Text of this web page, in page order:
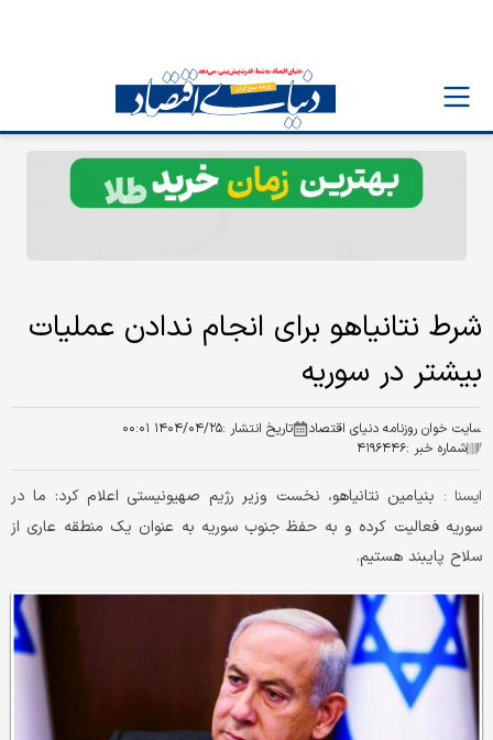
شرط نتانیاهو برای انجام ندادن عملیات
بیشتر در سوریه
سایت خوان روزنامه دنیای اقتصاد تاریخ انتشار :۱۴۰۴/۰۴/۲۵ ۰۰:۰۱
شماره خبر :۴۱۹۶۴۴۶
ایسنا : بنیامین نتانیاهو، نخست وزیر رژیم صهیونیستی اعلام کرد: ما در
سوریه فعالیت کرده و به حفظ جنوب سوریه به عنوان یک منطقه عاری از
سلاح پایبند هستیم.